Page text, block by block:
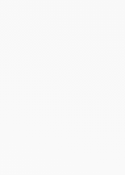
un devis ?
d’avantages !